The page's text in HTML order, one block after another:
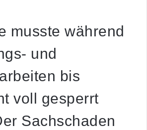
musste während
und
bis
voll gesperrt
Sachschaden